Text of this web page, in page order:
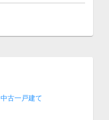
中古一戸建て